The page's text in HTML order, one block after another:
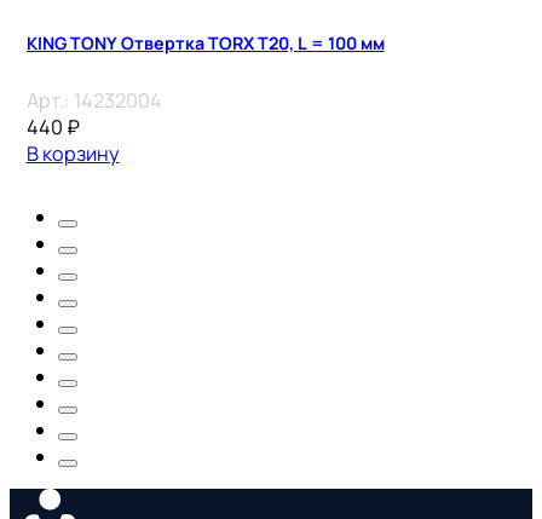
KING TONY Отвертка TORX Т20, L = 100 мм
Арт.: 14232004
440 ₽
В корзину